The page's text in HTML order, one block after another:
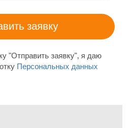
"Отправить заявку", я даю
Персональных данных